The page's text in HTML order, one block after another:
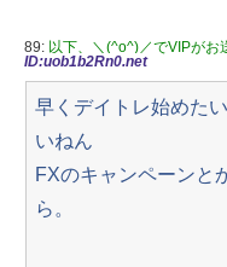
89: 以下、＼(^o^)／でVIPがお
ID:uob1b2Rn0.net
早くデイトレ始めた
いねん
FXのキャンペーンと
ら。